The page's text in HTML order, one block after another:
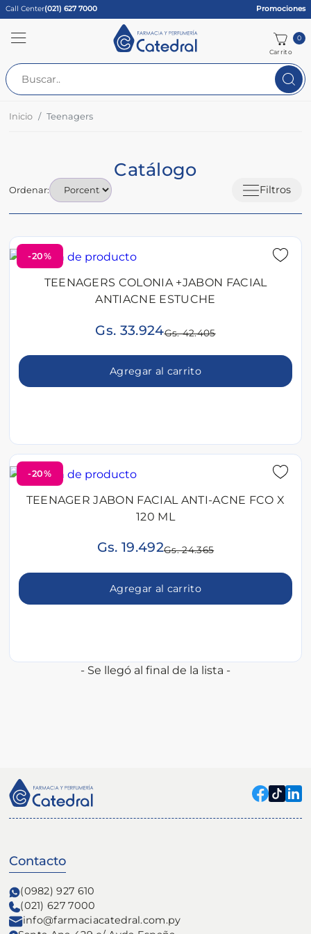
Call Center(021) 627 7000 Promociones
Carrito
0
Inicio Teenagers
Catálogo
Filtros
Ordenar:
-20%
TEENAGERS COLONIA +JABON FACIAL
ANTIACNE ESTUCHE
Gs. 33.924Gs. 42.405
Agregar al carrito
-20%
TEENAGER JABON FACIAL ANTI-ACNE FCO X
120 ML
Gs. 19.492Gs. 24.365
Agregar al carrito
- Se llegó al final de la lista -
Contacto
(0982) 927 610
(021) 627 7000
info@farmaciacatedral.com.py